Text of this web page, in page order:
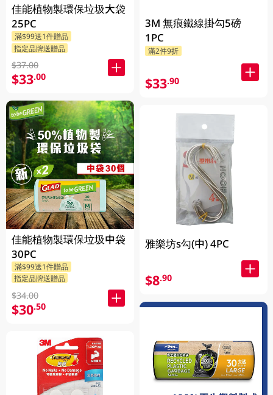
佳能植物製環保垃圾大袋
25PC
滿$99送1件贈品
指定品牌送贈品
$37.00
$33.00
佳能植物製環保垃圾中袋
30PC
滿$99送1件贈品
指定品牌送贈品
$34.00
$30.50
3M 無痕鐵線掛勾5磅
1PC
滿2件9折
$33.90
雅樂坊s勾(中) 4PC
$8.90